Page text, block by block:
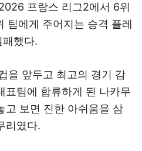
프랑스 리그2에서 6위
팀에게 주어지는 승격 플레
했다.
을 앞두고 최고의 경기 감
표팀에 합류하게 된 나카무
고 보면 진한 아쉬움을 삼
리였다.